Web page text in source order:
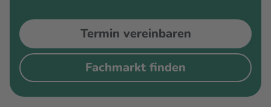
Fachmarkt finden
Termin vereinbaren